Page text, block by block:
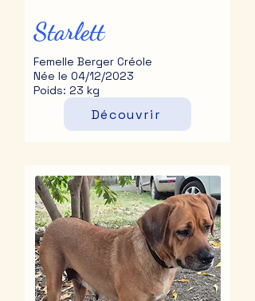
Starlett
Femelle Berger Créole
Née le 04/12/2023
Poids: 23 kg
Découvrir